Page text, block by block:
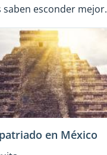
saben esconder mejor.
en México